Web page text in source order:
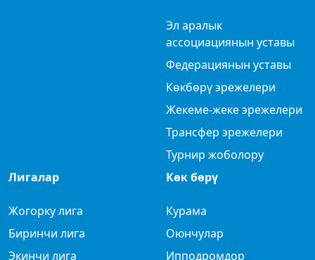
Эл аралык
ассоциациянын уставы
Федерациянын уставы
Көкбөрү эрежелери
Жекеме-жеке эрежелери
Трансфер эрежелери
Турнир жоболору
Лигалар
Жогорку лига
Биринчи лига
Экинчи лига
Көк бөрү
Курама
Оюнчулар
Ипподромдор